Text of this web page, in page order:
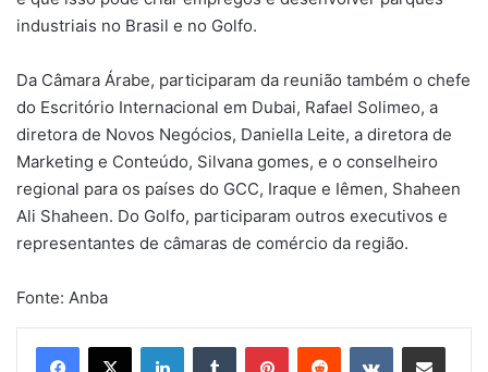
industriais no Brasil e no Golfo.
Da Câmara Árabe, participaram da reunião também o chefe
do Escritório Internacional em Dubai, Rafael Solimeo, a
diretora de Novos Negócios, Daniella Leite, a diretora de
Marketing e Conteúdo, Silvana gomes, e o conselheiro
regional para os países do GCC, Iraque e Iêmen, Shaheen
Ali Shaheen. Do Golfo, participaram outros executivos e
representantes de câmaras de comércio da região.
Fonte: Anba
LinkedinTumblr PinterestReddit VK Compartilhar via e-mail